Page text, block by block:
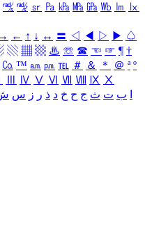
㎮ ㎯ ㏛ ㎩ ㎪ ㎫ ㎬ ㏝ ㏐
㏓
→ ← ↑ ↓ ↔ 〓 ◁ ◀ ▷ ▶ ♤
▧ ▦ ▩ ♨ ☏ ☎ ☜ ☞ ¶ †
㏇ ™ ㏂ ㏘ ℡ ＃ ＆ ＊ ＠ ª º
Ⅳ Ⅴ Ⅵ Ⅶ Ⅷ Ⅸ Ⅹ
ب ت ث ج ح خ د ذ ر ز س